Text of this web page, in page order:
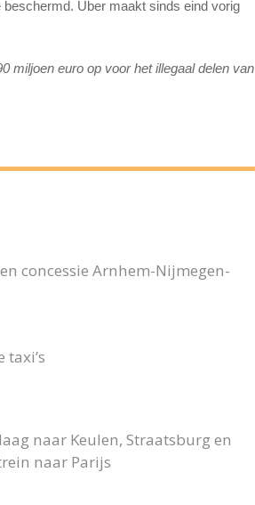
Uber maakt sinds eind vorig
miljoen euro op voor het illegaal delen van
concessie Arnhem-Nijmegen-
naar Keulen, Straatsburg en
naar Parijs